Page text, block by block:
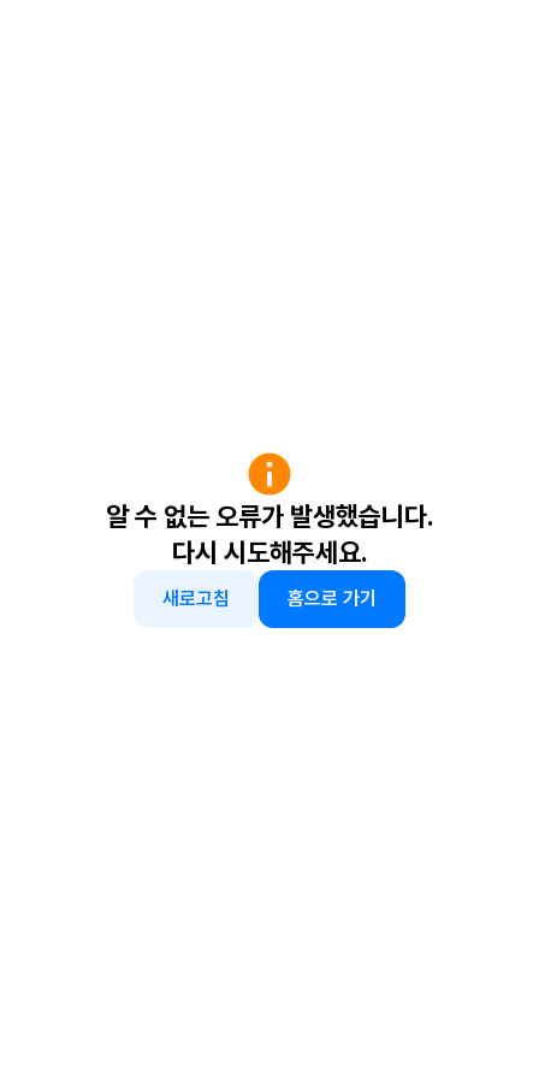
알 수 없는 오류가 발생했습니다.
다시 시도해주세요.
새로고침 홈으로 가기